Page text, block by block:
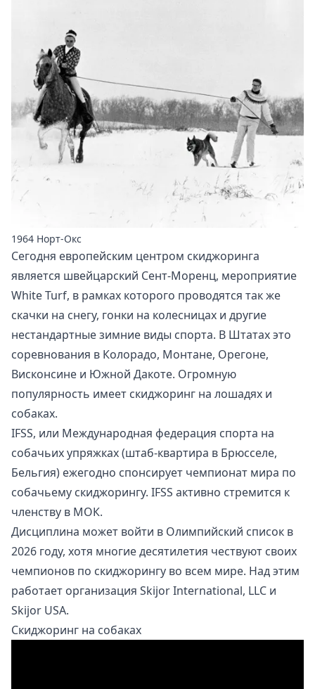
1964 Норт-Окс
Сегодня европейским центром скиджоринга
является швейцарский Сент-Моренц, мероприятие
White Turf, в рамках которого проводятся так же
скачки на снегу, гонки на колесницах и другие
нестандартные зимние виды спорта. В Штатах это
соревнования в Колорадо, Монтане, Орегоне,
Висконсине и Южной Дакоте. Огромную
популярность имеет скиджоринг на лошадях и
собаках.
IFSS, или Международная федерация спорта на
собачьих упряжках (штаб-квартира в Брюсселе,
Бельгия) ежегодно спонсирует чемпионат мира по
собачьему скиджорингу. IFSS активно стремится к
членству в МОК.
Дисциплина может войти в Олимпийский список в
2026 году, хотя многие десятилетия чествуют своих
чемпионов по скиджорингу во всем мире. Над этим
работает организация Skijor International, LLC и
Skijor USA.
Скиджоринг на собаках